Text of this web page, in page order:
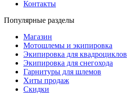
Контакты
Популярные разделы
Магазин
Мотошлемы и экипировка
Экипировка для квадроциклов
Экипировка для снегохода
Гарнитуры для шлемов
Хиты продаж
Скидки